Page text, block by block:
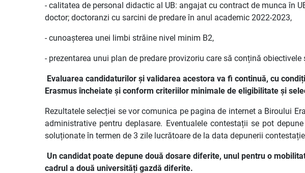
- calitatea de personal didactic al UB: angajat cu contract de munca în
doctor; doctoranzi cu sarcini de predare în anul academic 2022-2023,
- cunoașterea unei limbi străine nivel minim B2,
- prezentarea unui plan de predare provizoriu care să conțină
Evaluarea candidaturilor și validarea acestora va fi continuă, cu
Erasmus încheiate și conform criteriilor minimale de eligibilitate și
Rezultatele selecției se vor comunica pe pagina de internet a Biroului
administrative pentru deplasare. Eventualele contestații se pot
soluționate în termen de 3 zile lucrătoare de la data depunerii
Un candidat poate depune două dosare diferite, unul pentru o
cadrul a două universități gazdă diferite.